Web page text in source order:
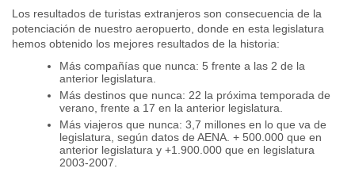
Los resultados de turistas extranjeros son consecuencia de la
potenciación de nuestro aeropuerto, donde en esta legislatura
hemos obtenido los mejores resultados de la historia:
Más compañías que nunca: 5 frente a las 2 de la
anterior legislatura.
Más destinos que nunca: 22 la próxima temporada de
verano, frente a 17 en la anterior legislatura.
Más viajeros que nunca: 3,7 millones en lo que va de
legislatura, según datos de AENA. + 500.000 que en
anterior legislatura y +1.900.000 que en legislatura
2003-2007.